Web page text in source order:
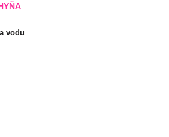
vodu